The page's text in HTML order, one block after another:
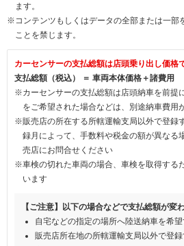
ます。
※コンテンツもしくはデータの全部または一部
ことを禁じます。
カーセンサーの支払総額は店頭乗り出し価格
支払総額（税込） ＝ 車両本体価格＋諸費用
※カーセンサーの支払総額は店頭納車を前提
をご希望された場合などは、別途納車費用
※販売店の所在する所轄運輸支局以外で登録
録月によって、手数料や税金の額が異なる
売店にお問合せください
※車検の切れた車両の場合、車検を取得する
います
【ご注意】以下の場合などで支払総額が変
自宅などの指定の場所へ陸送納車を希
販売店所在地の所轄運輸支局以外で登